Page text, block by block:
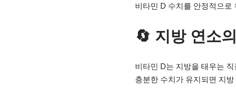
비타민 D 수치를 안정적으로
🔄 지방 연소
비타민 D는 지방을 태우는
충분한 수치가 유지되면 지